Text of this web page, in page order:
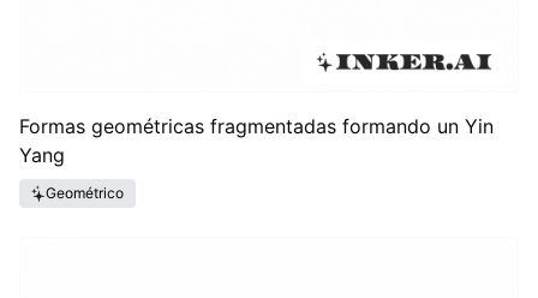
Formas geométricas fragmentadas formando un Yin
Yang
Geométrico